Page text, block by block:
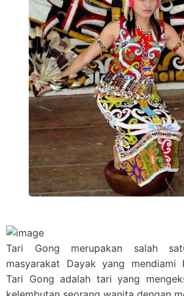
Tari Gong merupakan salah
masyarakat Dayak yang mendiami
Tari Gong adalah tari yang